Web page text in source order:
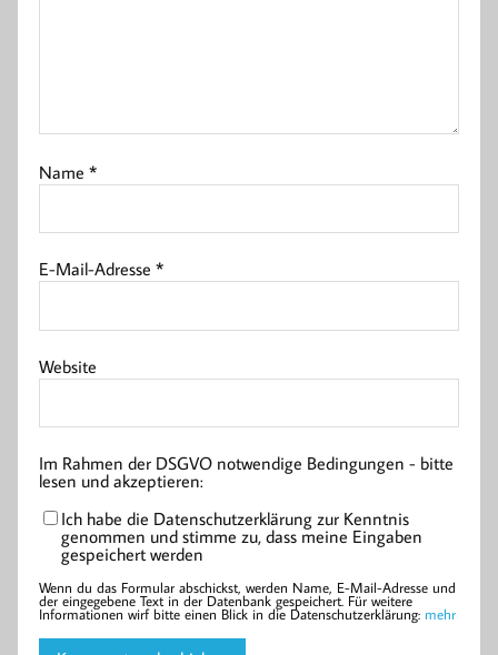
Name*
E-Mail-Adresse*
Website
Im Rahmen der DSGVO notwendige Bedingungen - bitte
lesen und akzeptieren:
Ich habe die Datenschutzerklärung zur Kenntnis
genommen und stimme zu, dass meine Eingaben
gespeichert werden
Wenn du das Formular abschickst, werden Name, E-Mail-Adresse und
der eingegebene Text in der Datenbank gespeichert. Für weitere
Informationen wirf bitte einen Blick in die Datenschutzerklärung: mehr